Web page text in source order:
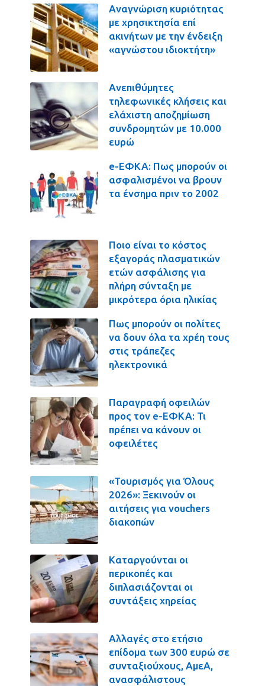
Αναγνώριση κυριότητας
με χρησικτησία επί
ακινήτων με την ένδειξη
«αγνώστου ιδιοκτήτη»
Ανεπιθύμητες
τηλεφωνικές κλήσεις και
ελάχιστη αποζημίωση
συνδρομητών με 10.000
ευρώ
e-ΕΦΚΑ: Πως μπορούν οι
ασφαλισμένοι να βρουν
τα ένσημα πριν το 2002
Ποιο είναι το κόστος
εξαγοράς πλασματικών
ετών ασφάλισης για
πλήρη σύνταξη με
μικρότερα όρια ηλικίας
Πως μπορούν οι πολίτες
να δουν όλα τα χρέη τους
στις τράπεζες
ηλεκτρονικά
Παραγραφή οφειλών
προς τον e-ΕΦΚΑ: Τι
πρέπει να κάνουν οι
οφειλέτες
«Τουρισμός για Όλους
2026»: Ξεκινούν οι
αιτήσεις για vouchers
διακοπών
Καταργούνται οι
περικοπές και
διπλασιάζονται οι
συντάξεις χηρείας
Αλλαγές στο ετήσιο
επίδομα των 300 ευρώ σε
συνταξιούχους, ΑμεΑ,
ανασφάλιστους